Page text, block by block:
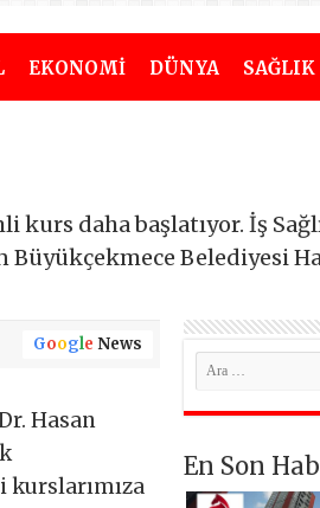
EKONOMİ DÜNYA SAĞLIK
daha başlatıyor. İş
Büyükçekmece Belediyesi
Google News
Hasan
En Son